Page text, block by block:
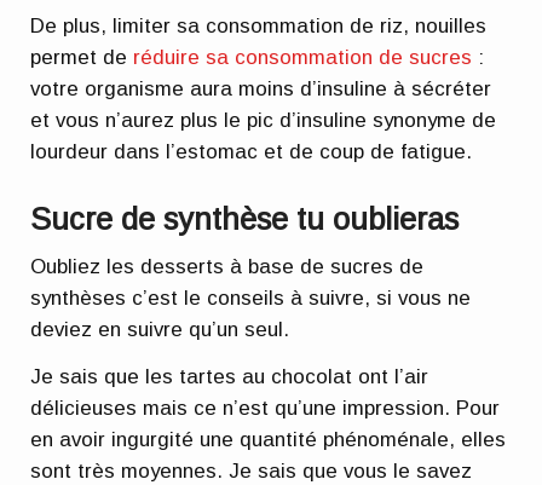
De plus, limiter sa consommation de riz, nouilles
permet de réduire sa consommation de sucres :
votre organisme aura moins d’insuline à sécréter
et vous n’aurez plus le pic d’insuline synonyme de
lourdeur dans l’estomac et de coup de fatigue.
Sucre de synthèse tu oublieras
Oubliez les desserts à base de sucres de
synthèses c’est le conseils à suivre, si vous ne
deviez en suivre qu’un seul.
Je sais que les tartes au chocolat ont l’air
délicieuses mais ce n’est qu’une impression. Pour
en avoir ingurgité une quantité phénoménale, elles
sont très moyennes. Je sais que vous le savez